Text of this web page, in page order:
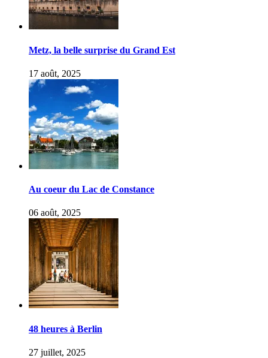
Metz, la belle surprise du Grand Est
17 août, 2025
Au coeur du Lac de Constance
06 août, 2025
48 heures à Berlin
27 juillet, 2025